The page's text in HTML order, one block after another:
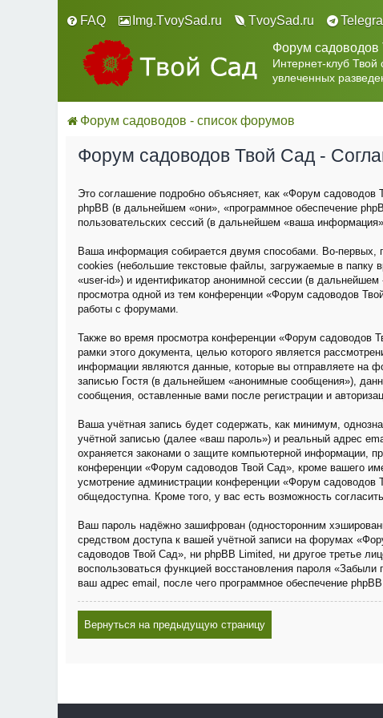
FAQ Img.TvoySad.ru TvoySad.ru
Форум садоводов
Интернет-клуб
увлеченных
Форум садоводов - список форумов
Форум садоводов Твой Сад -
Это соглашение подробно объясняет, как «Форум
phpBB (в дальнейшем «они», «программное обеспечение
пользовательских сессий (в дальнейшем «ваша
Ваша информация собирается двумя способами. Во-первых,
cookies (небольшие текстовые файлы, загружаемые в папку
«user-id») и идентификатор анонимной сессии (в
просмотра одной из тем конференции «Форум садоводов
работы с форумами.
Также во время просмотра конференции «Форум садоводов
рамки этого документа, целью которого является
информации являются данные, которые вы отправляете на
записью Гостя (в дальнейшем «анонимные сообщения»),
сообщения, оставленные вами после регистрации и
Ваша учётная запись будет содержать, как минимум,
учётной записью (далее «ваш пароль») и реальный адрес
охраняется законами о защите компьютерной информации,
конференции «Форум садоводов Твой Сад», кроме вашего
усмотрение администрации конференции «Форум
общедоступна. Кроме того, у вас есть возможность
Ваш пароль надёжно зашифрован (односторонним
средством доступа к вашей учётной записи на форумах
садоводов Твой Сад», ни phpBB Limited, ни другое третье
воспользоваться функцией восстановления пароля
ваш адрес email, после чего программное обеспечение
Вернуться на предыдущую страницу